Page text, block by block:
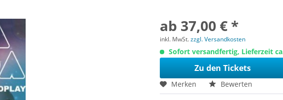
ab 37,00 € *
inkl. MwSt.zzgl. Versandkosten
Sofort versandfertig, Lieferzeit
Zu den Tickets
Merken Bewerten